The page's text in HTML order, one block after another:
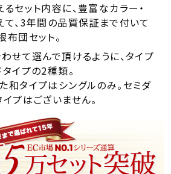
セット内容に、豊富なカラー・
て、3年間の品質保証まで付いて
団セット。
せて選んで頂けるように、タイプ
イプの2種類。
タイプはシングルのみ。セミダ
プはございません。